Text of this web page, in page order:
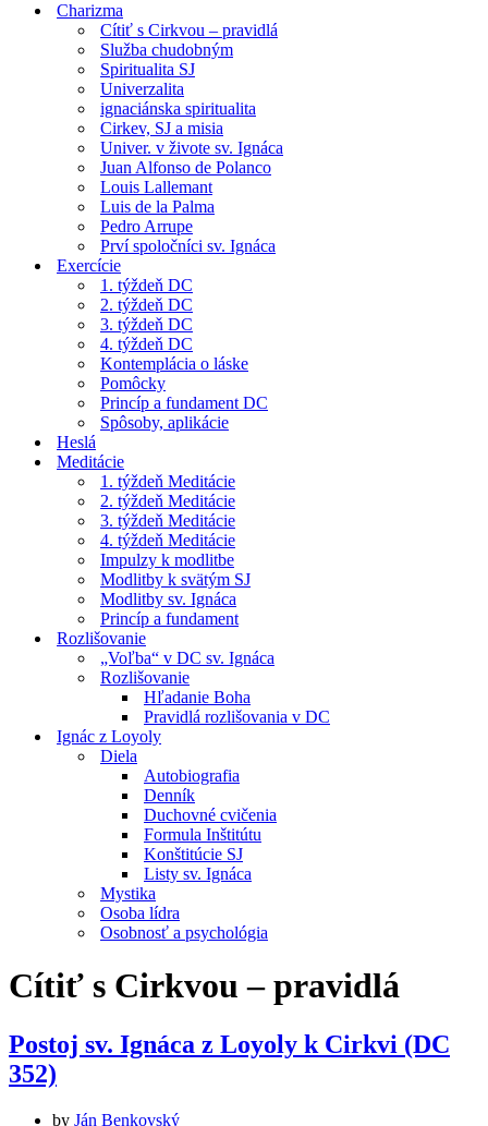
Charizma
Cítiť s Cirkvou – pravidlá
Služba chudobným
Spiritualita SJ
Univerzalita
ignaciánska spiritualita
Cirkev, SJ a misia
Univer. v živote sv. Ignáca
Juan Alfonso de Polanco
Louis Lallemant
Luis de la Palma
Pedro Arrupe
Prví spoločníci sv. Ignáca
Exercície
1. týždeň DC
2. týždeň DC
3. týždeň DC
4. týždeň DC
Kontemplácia o láske
Pomôcky
Princíp a fundament DC
Spôsoby, aplikácie
Heslá
Meditácie
1. týždeň Meditácie
2. týždeň Meditácie
3. týždeň Meditácie
4. týždeň Meditácie
Impulzy k modlitbe
Modlitby k svätým SJ
Modlitby sv. Ignáca
Princíp a fundament
Rozlišovanie
„Voľba“ v DC sv. Ignáca
Rozlišovanie
Hľadanie Boha
Pravidlá rozlišovania v DC
Ignác z Loyoly
Diela
Autobiografia
Denník
Duchovné cvičenia
Formula Inštitútu
Konštitúcie SJ
Listy sv. Ignáca
Mystika
Osoba lídra
Osobnosť a psychológia
Cítiť s Cirkvou – pravidlá
Postoj sv. Ignáca z Loyoly k Cirkvi (DC
352)
by Ján Benkovský